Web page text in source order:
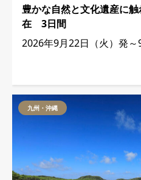
豊かな自然と文化遺産に
在 3日間
2026年9月22日（火）発
九州・沖縄